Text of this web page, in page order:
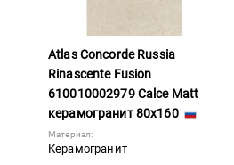
Atlas Concorde Russia
Rinascente Fusion
610010002979 Calce Matt
керамогранит 80x160
Материал:
Керамогранит